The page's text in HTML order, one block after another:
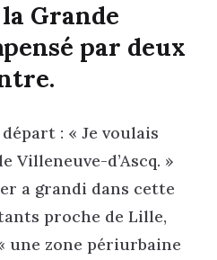
Grande
par deux
: « Je voulais
Villeneuve-d’Ascq. »
a grandi dans cette
proche de Lille,
une zone périurbaine